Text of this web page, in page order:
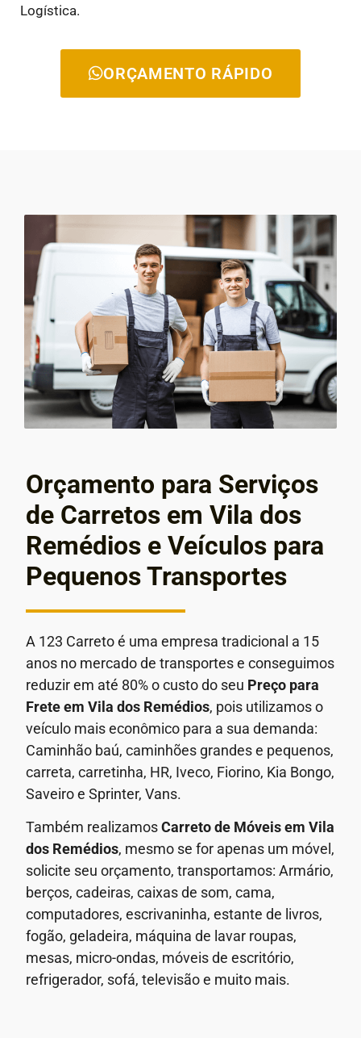
Logística.
ORÇAMENTO RÁPIDO
Orçamento para Serviços
de Carretos em Vila dos
Remédios e Veículos para
Pequenos Transportes
A 123 Carreto é uma empresa tradicional a 15
anos no mercado de transportes e conseguimos
reduzir em até 80% o custo do seu Preço para
Frete em Vila dos Remédios, pois utilizamos o
veículo mais econômico para a sua demanda:
Caminhão baú, caminhões grandes e pequenos,
carreta, carretinha, HR, Iveco, Fiorino, Kia Bongo,
Saveiro e Sprinter, Vans.
Também realizamosCarreto de Móveis em Vila
dos Remédios, mesmo se for apenas um móvel,
solicite seu orçamento, transportamos: Armário,
berços, cadeiras, caixas de som, cama,
computadores, escrivaninha, estante de livros,
fogão, geladeira, máquina de lavar roupas,
mesas, micro-ondas, móveis de escritório,
refrigerador, sofá, televisão e muito mais.